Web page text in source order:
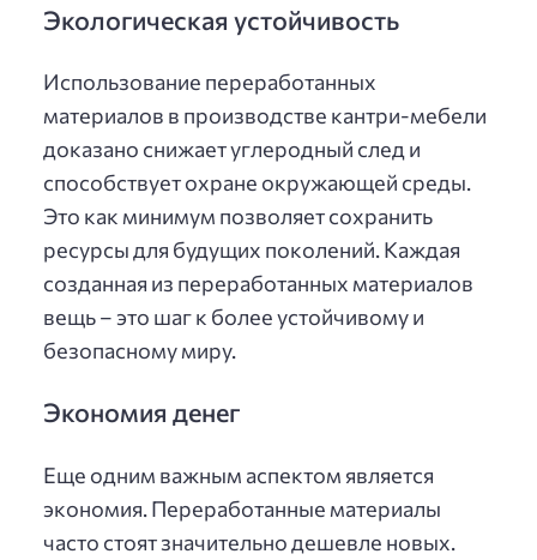
Экологическая устойчивость
Использование переработанных
материалов в производстве кантри-мебели
доказано снижает углеродный след и
способствует охране окружающей среды.
Это как минимум позволяет сохранить
ресурсы для будущих поколений. Каждая
созданная из переработанных материалов
вещь – это шаг к более устойчивому и
безопасному миру.
Экономия денег
Еще одним важным аспектом является
экономия. Переработанные материалы
часто стоят значительно дешевле новых.